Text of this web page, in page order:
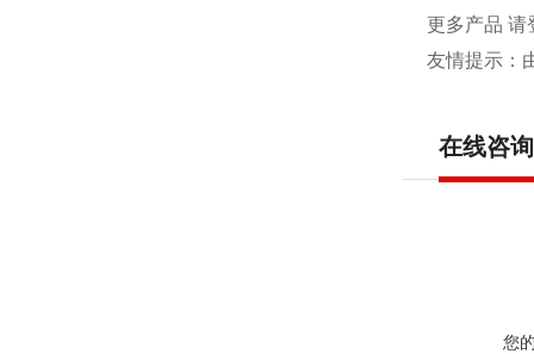
更多产品 请
友情提示：
在线咨询
您